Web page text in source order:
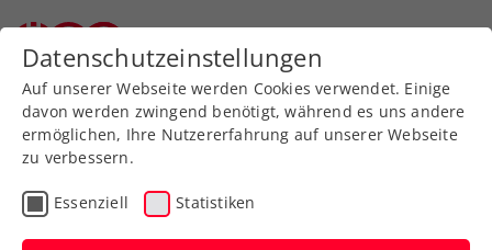
Zurück zur Newsübersicht
Rollstuhltennis
Datenschutzeinstellungen
Auf unserer Webseite werden Cookies verwendet. Einige
davon werden zwingend benötigt, während es uns andere
ermöglichen, Ihre Nutzererfahrung auf unserer Webseite
zu verbessern.
Essenziell Statistiken